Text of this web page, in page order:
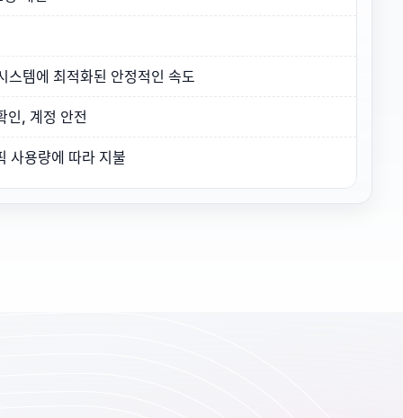
템에 최적화된 안정적인 속도
인, 계정 안전
사용량에 따라 지불